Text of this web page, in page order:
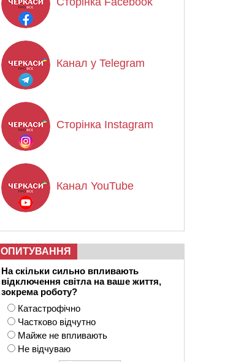
Канал у Telegram
Сторінка Instagram
Канал YouTube
ОПИТУВАННЯ
На скільки сильно впливають
відключення світла на ваше життя,
зокрема роботу?
Катастрофічно
Частково відчутно
Майже не впливають
Не відчуваю